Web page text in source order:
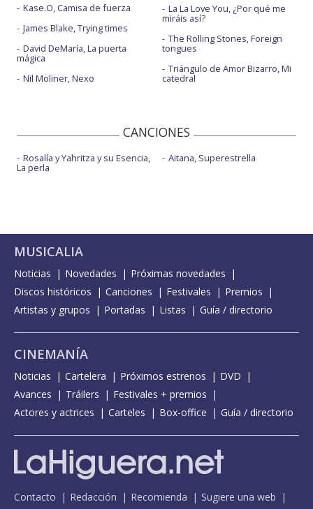
Kase.O, Camisa de fuerza
James Blake, Trying times
David DeMaría, La puerta
mágica
Nil Moliner, Nexo
La La Love You, ¿Por qué me
miráis así?
The Rolling Stones, Foreign
tongues
Triángulo de Amor Bizarro, Mi
catedral
CANCIONES
Rosalía y Yahritza y su Esencia,
La perla
Aitana, Superestrella
MUSICALIA
Noticias Novedades
Próximas novedades
Discos históricos
Canciones Festivales
Premios
Artistas y grupos
Portadas Listas Guía / directorio
CINEMANÍA
Noticias Cartelera Próximos estrenos
DVD
Avances
Tráilers
Festivales + premios
Actores y actrices
Carteles Box-office Guía / directorio
Contacto Redacción Recomienda
Sugiere una web